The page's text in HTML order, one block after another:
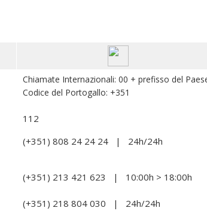
Chiamate Internazionali: 00 + prefisso del
Codice del Portogallo: +351
112
(+351) 808 24 24 24 | 24h/24h
(+351) 213 421 623 | 10:00h > 18:00h
(+351) 218 804 030 | 24h/24h